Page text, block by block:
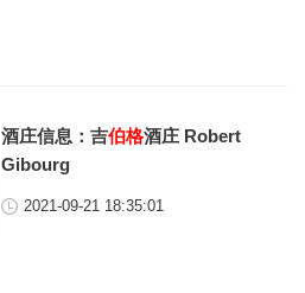
酒庄信息：吉伯格酒庄 Robert
Gibourg
2021-09-21 18:35:01